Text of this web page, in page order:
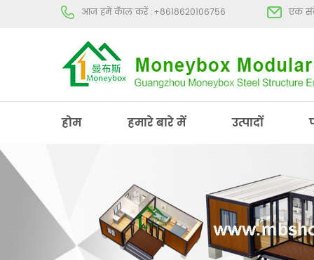
आज हमें कॅाल करें :+8618620106756 एक
होम हमारे बारे में उत्पादों